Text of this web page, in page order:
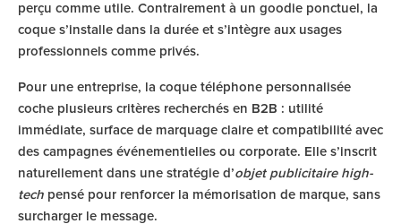
perçu comme utile. Contrairement à un goodie ponctuel, la
coque s’installe dans la durée et s’intègre aux usages
professionnels comme privés.
Pour une entreprise, la coque téléphone personnalisée
coche plusieurs critères recherchés en B2B : utilité
immédiate, surface de marquage claire et compatibilité avec
des campagnes événementielles ou corporate. Elle s’inscrit
naturellement dans une stratégie d’objet publicitaire high-
tech pensé pour renforcer la mémorisation de marque, sans
surcharger le message.